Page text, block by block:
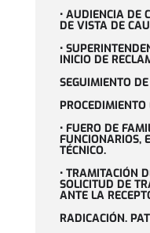
• AUDIENCIA DE
DE VISTA DE
•
INICIO DE
SEGUIMIENTO
• FUERO DE
FUNCIONARIOS,
TÉCNICO.
• TRAMITACIÓN
SOLICITUD DE
ANTE LA
RADICACIÓN.